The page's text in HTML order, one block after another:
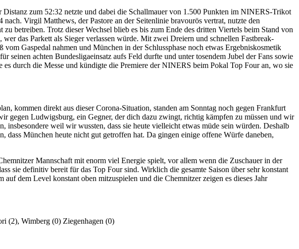
zum 52:32 netzte und dabei die Schallmauer von 1.500 Punkten im NINERS-Trikot
Virgil Matthews, der Pastore an der Seitenlinie bravourös vertrat, nutzte den
betreiben. Trotz dieser Wechsel blieb es bis zum Ende des dritten Viertels beim Stand von
das Parkett als Sieger verlassen würde. Mit zwei Dreiern und schnellen Fastbreak-
Gaspedal nahmen und München in der Schlussphase noch etwas Ergebniskosmetik
seinen achten Bundesligaeinsatz aufs Feld durfte und unter tosendem Jubel der Fans sowie
durch die Messe und kündigte die Premiere der NINERS beim Pokal Top Four an, wo sie
kommen direkt aus dieser Corona-Situation, standen am Sonntag noch gegen Frankfurt
gegen Ludwigsburg, ein Gegner, der dich dazu zwingt, richtig kämpfen zu müssen und wir
weil wir wussten, dass sie heute vielleicht etwas müde sein würden. Deshalb
München heute nicht gut getroffen hat. Da gingen einige offene Würfe daneben,
Mannschaft mit enorm viel Energie spielt, vor allem wenn die Zuschauer in der
sie definitiv bereit für das Top Four sind. Wirklich die gesamte Saison über sehr konstant
dem Level konstant oben mitzuspielen und die Chemnitzer zeigen es dieses Jahr
(2), Wimberg (0) Ziegenhagen (0)